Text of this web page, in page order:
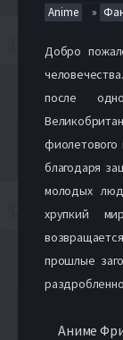
Anime »
Добро
после
фиолетового
благодаря
молодых
хрупкий
прошлые
Аниме